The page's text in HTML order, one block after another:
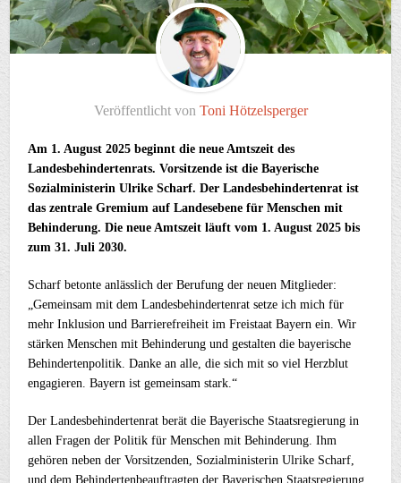
Veröffentlicht von Toni Hötzelsperger
Am 1. August 2025 beginnt die neue Amtszeit des
Landesbehindertenrats. Vorsitzende ist die Bayerische
Sozialministerin Ulrike Scharf. Der Landesbehindertenrat ist
das zentrale Gremium auf Landesebene für Menschen mit
Behinderung. Die neue Amtszeit läuft vom 1. August 2025 bis
zum 31. Juli 2030.
Scharf betonte anlässlich der Berufung der neuen Mitglieder:
„Gemeinsam mit dem Landesbehindertenrat setze ich mich für
mehr Inklusion und Barrierefreiheit im Freistaat Bayern ein. Wir
stärken Menschen mit Behinderung und gestalten die bayerische
Behindertenpolitik. Danke an alle, die sich mit so viel Herzblut
engagieren. Bayern ist gemeinsam stark.“
Der Landesbehindertenrat berät die Bayerische Staatsregierung in
allen Fragen der Politik für Menschen mit Behinderung. Ihm
gehören neben der Vorsitzenden, Sozialministerin Ulrike Scharf,
und dem Behindertenbeauftragten der Bayerischen Staatsregierung,